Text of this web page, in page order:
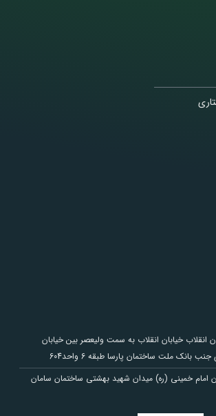
انقلاب خیابان انقلاب به سمت ولیعصر بین خیابان
بانک ملت ساختمان پارسا طبقه 6 واحد604
امام خمینی (ره) میدان شهید بهشتی ساختمان سامان